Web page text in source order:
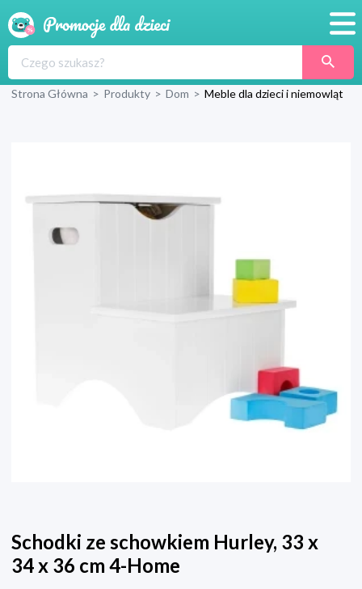
Produkty
Wyprawka
Strona Główna > Produkty > Dom > Meble dla dzieci i niemowląt
Schodki ze schowkiem Hurley, 33 x
34 x 36 cm 4-Home